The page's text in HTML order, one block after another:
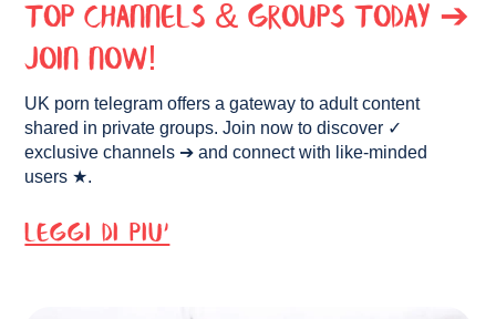
Top Channels & Groups Today ➔
Join Now!
UK porn telegram offers a gateway to adult content
shared in private groups. Join now to discover ✓
exclusive channels ➔ and connect with like-minded
users ★.
LEGGI DI PIU'